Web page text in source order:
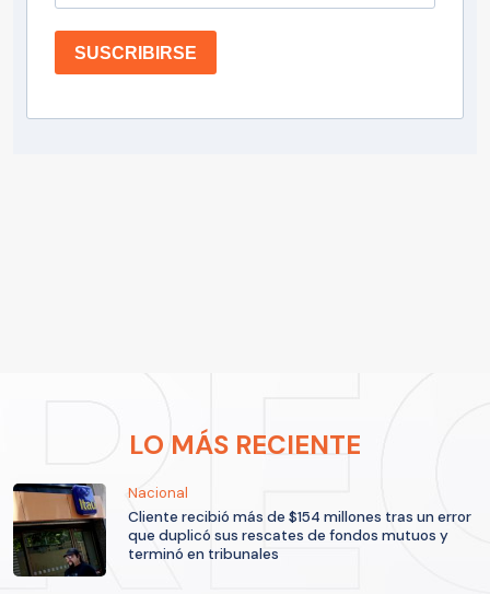
SUSCRIBIRSE
LO MÁS RECIENTE
Nacional
Cliente recibió más de $154 millones tras un error
que duplicó sus rescates de fondos mutuos y
terminó en tribunales